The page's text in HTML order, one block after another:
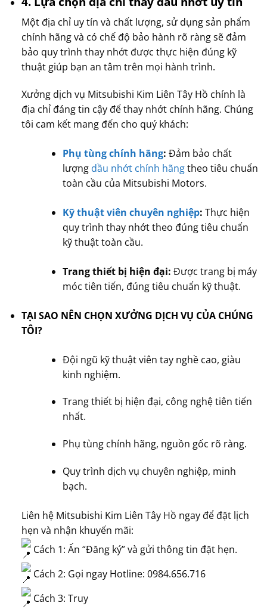
Một địa chỉ uy tín và chất lượng, sử dụng sản phẩm
chính hãng và có chế độ bảo hành rõ ràng sẽ đảm
bảo quy trình thay nhớt được thực hiện đúng kỹ
thuật giúp bạn an tâm trên mọi hành trình.
Xưởng dịch vụ Mitsubishi Kim Liên Tây Hồ chính là
địa chỉ đáng tin cậy để thay nhớt chính hãng. Chúng
tôi cam kết mang đến cho quý khách:
Phụ tùng chính hãng: Đảm bảo chất
lượng dầu nhớt chính hãngtheo tiêu chuẩn
toàn cầu của Mitsubishi Motors.
Kỹ thuật viên chuyên nghiệp: Thực hiện
quy trình thay nhớt theo đúng tiêu chuẩn
kỹ thuật toàn cầu.
Trang thiết bị hiện đại: Được trang bị máy
móc tiên tiến, đúng tiêu chuẩn kỹ thuật.
TẠI SAO NÊN CHỌN XƯỞNG DỊCH VỤ CỦA CHÚNG
TÔI?
Đội ngũ kỹ thuật viên tay nghề cao, giàu
kinh nghiệm.
Trang thiết bị hiện đại, công nghệ tiên tiến
nhất.
Phụ tùng chính hãng, nguồn gốc rõ ràng.
Quy trình dịch vụ chuyên nghiệp, minh
bạch.
Liên hệ Mitsubishi Kim Liên Tây Hồ ngay để đặt lịch
hẹn và nhận khuyến mãi:
Cách 1: Ấn “Đăng ký” và gửi thông tin đặt hẹn.
Cách 2: Gọi ngay Hotline: 0984.656.716
Cách 3: Truy